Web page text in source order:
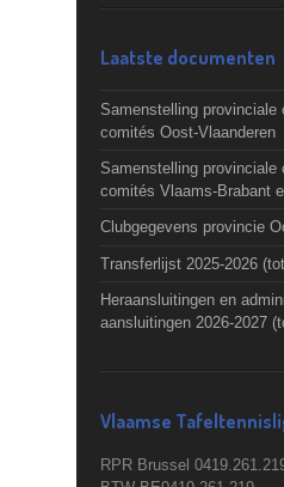
Laatste documenten
Samenstelling provinciale
comités Oost-Vlaanderen
Samenstelling provinciale
comités Vlaams-Brabant
Clubgegevens provincie
Transferlijst 2025-2026
Heraansluitingen en
aansluitingen 2026-2027
Vlaamse
RPR Brussel